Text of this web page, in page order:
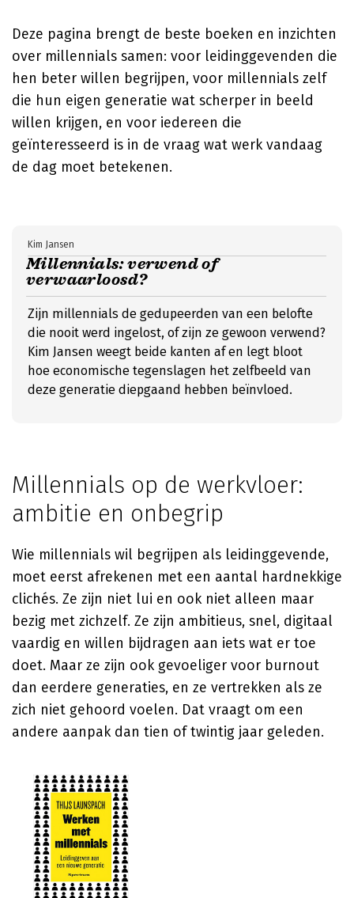
Deze pagina brengt de beste boeken en inzichten
over millennials samen: voor leidinggevenden die
hen beter willen begrijpen, voor millennials zelf
die hun eigen generatie wat scherper in beeld
willen krijgen, en voor iedereen die
geïnteresseerd is in de vraag wat werk vandaag
de dag moet betekenen.
Millennials: verwend of
verwaarloosd?
Kim Jansen
Zijn millennials de gedupeerden van een belofte
die nooit werd ingelost, of zijn ze gewoon verwend?
Kim Jansen weegt beide kanten af en legt bloot
hoe economische tegenslagen het zelfbeeld van
deze generatie diepgaand hebben beïnvloed.
Millennials op de werkvloer:
ambitie en onbegrip
Wie millennials wil begrijpen als leidinggevende,
moet eerst afrekenen met een aantal hardnekkige
clichés. Ze zijn niet lui en ook niet alleen maar
bezig met zichzelf. Ze zijn ambitieus, snel, digitaal
vaardig en willen bijdragen aan iets wat er toe
doet. Maar ze zijn ook gevoeliger voor burnout
dan eerdere generaties, en ze vertrekken als ze
zich niet gehoord voelen. Dat vraagt om een
andere aanpak dan tien of twintig jaar geleden.